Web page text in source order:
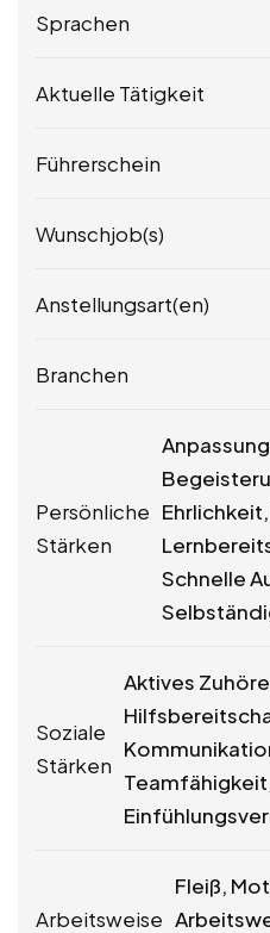
Sprachen
Aktuelle Tätigkeit
Führerschein
Wunschjob(s)
Anstellungsart(en)
Branchen
Persönliche
Stärken
Schnelle
Soziale
Stärken
Aktives
Arbeitsweise
Fleiß,